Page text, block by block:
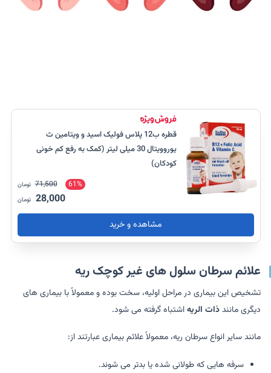
قطره ب12 پلاس فولیک اسید و ویتامین ث
یوروویتال 30 میلی لیتر (کمک به رفع کم خونی
کودکان)
61%
71,500 تومان
28,000 تومان
مشاهده و خرید
علائم سرطان سلول های غیر کوچک ریه
تشخیص این بیماری در مراحل اولیه، سخت بوده و معمولاً با بیماری های
دیگری مانندذات الریهاشتباه گرفته می شود.
مانند سایر انواع سرطان ریه، معمولاً علائم بیماری عبارتند از:
سرفه هایی که طولانی شده یا بدتر می شوند.